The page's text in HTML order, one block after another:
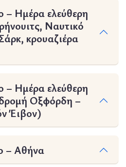
– Ημέρα ελεύθερη
Ναυτικό
κρουαζιέρα
– Ημέρα ελεύθερη
Οξφόρδη –
Έιβον)
– Αθήνα